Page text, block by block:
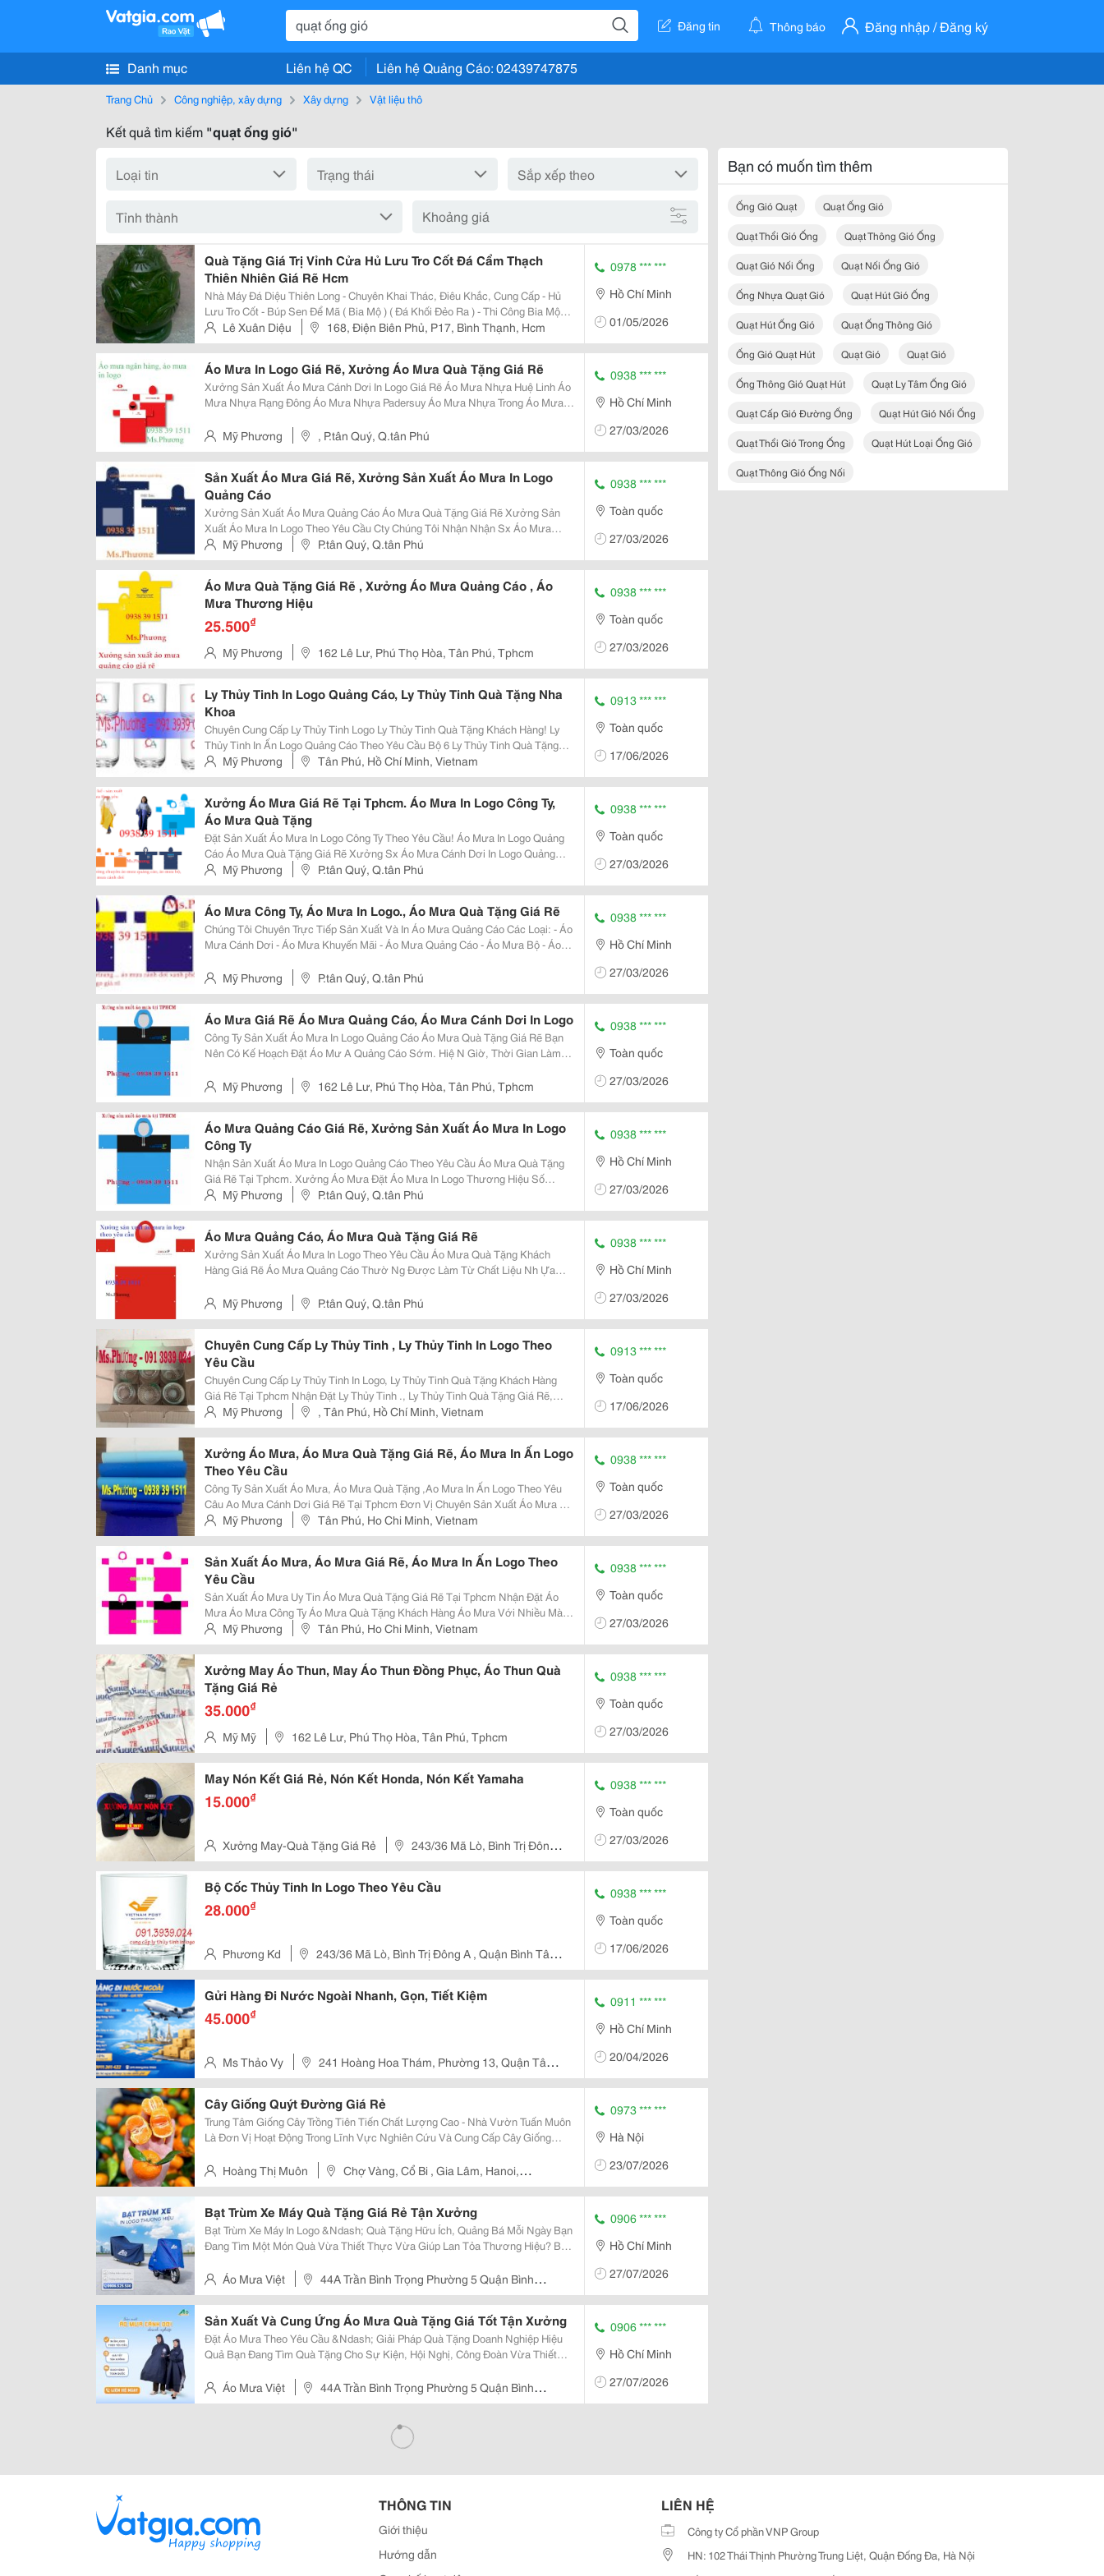
Đăng tin Thông báo Đăng nhập / Đăng ký
Danh mục Liên hệ QC Liên hệ Quảng Cáo: 02439747875
Trang Chủ Công nghiệp, xây dựng Xây dựng Vật liệu thô
Kết quả tìm kiếm "quạt ống gió"
Khoảng giá
Quà Tặng Giá Trị Vỉnh Cửa Hủ Lưu Tro Cốt Đá Cẩm Thạch
Thiên Nhiên Giá Rẽ Hcm
Nhà Máy Đá Diệu Thiên Long - Chuyên Khai Thác, Điêu Khắc, Cung Cấp - Hủ
Lưu Tro Cốt - Búp Sen Để Mã ( Bia Mộ ) ( Đá Khối Đẻo Ra ) - Thi Công Bia Mộ
Đá Tấm Đá Khối - Cùng Một Chất Lượng Giá Tốt Nhất ( Giá Gốc ) Tư Vấn Thiết
Kế Miễ
Lê Xuân Diệu 168, Điện Biên Phủ, P17, Bình Thạnh, Hcm
0978 *** ***
Hồ Chí Minh
01/05/2026
Áo Mưa In Logo Giá Rẽ, Xưởng Áo Mưa Quà Tặng Giá Rẽ
Xưởng Sản Xuất Áo Mưa Cánh Dơi In Logo Giá Rẽ Áo Mưa Nhựa Huệ Linh Áo
Mưa Nhựa Rạng Đông Áo Mưa Nhựa Padersuy Áo Mưa Nhựa Trong Áo Mưa
Https://Www.facebook.com/Xuongaomuain
Mỹ Phương , P.tân Quý, Q.tân Phú
0938 *** ***
Hồ Chí Minh
27/03/2026
Sản Xuất Áo Mưa Giá Rẽ, Xưởng Sản Xuất Áo Mưa In Logo
Quảng Cáo
Xưởng Sản Xuất Áo Mưa Quảng Cáo Áo Mưa Quà Tặng Giá Rẽ Xưởng Sản
Xuất Áo Mưa In Logo Theo Yêu Cầu Cty Chúng Tôi Nhận Nhận Sx Áo Mưa
Theo Yêu Cầu - Áo Mưa Cánh Dơi - Áo Mưa Padersuy - Áo Mưa Bộ - Áo Mưa
Quảng Cáo - Áo Mưa Khuyế
Mỹ Phương P.tân Quý, Q.tân Phú
0938 *** ***
Toàn quốc
27/03/2026
Áo Mưa Quà Tặng Giá Rẽ , Xưởng Áo Mưa Quảng Cáo , Áo
Mưa Thương Hiệu
25.500₫
Mỹ Phương 162 Lê Lư, Phú Thọ Hòa, Tân Phú, Tphcm
0938 *** ***
Toàn quốc
27/03/2026
Ly Thủy Tinh In Logo Quảng Cáo, Ly Thủy Tinh Quà Tặng Nha
Khoa
Chuyên Cung Cấp Ly Thủy Tinh Logo Ly Thủy Tinh Quà Tặng Khách Hàng! Ly
Thủy Tinh In Ấn Logo Quảng Cáo Theo Yêu Cầu Bộ 6 Ly Thủy Tinh Quà Tặng
Giá Rẽ Bình Eo Thủy Tinh In Logo Theo Yêu Cầu Bình Sọc Thủy Tinh In Logo
Theo Yêu Cầu Tham
Mỹ Phương Tân Phú, Hồ Chí Minh, Vietnam
0913 *** ***
Toàn quốc
17/06/2026
Xưởng Áo Mưa Giá Rẽ Tại Tphcm. Áo Mưa In Logo Công Ty,
Áo Mưa Quà Tặng
Đặt Sản Xuất Áo Mưa In Logo Công Ty Theo Yêu Cầu! Áo Mưa In Logo Quảng
Cáo Áo Mưa Quà Tặng Giá Rẽ Xưởng Sx Áo Mưa Cánh Dơi In Logo Quảng
Cáo Giá Tốt. Áo Mưa Nhiều Chất Liệu Khác Nhau: Nhựa Cơ Sở, Nhựa Huệ
Linh, Nhựa Rạng Đông, Dù, Padersuy,.
Mỹ Phương P.tân Quý, Q.tân Phú
0938 *** ***
Toàn quốc
27/03/2026
Áo Mưa Công Ty, Áo Mưa In Logo., Áo Mưa Quà Tặng Giá Rẽ
Chúng Tôi Chuyên Trực Tiếp Sản Xuất Và In Áo Mưa Quảng Cáo Các Loại: - Áo
Mưa Cánh Dơi - Áo Mưa Khuyến Mãi - Áo Mưa Quảng Cáo - Áo Mưa Bộ - Áo
Mưa Bít N
Mỹ Phương P.tân Quý, Q.tân Phú
0938 *** ***
Hồ Chí Minh
27/03/2026
Áo Mưa Giá Rẽ Áo Mưa Quảng Cáo, Áo Mưa Cánh Dơi In Logo
Công Ty Sản Xuất Áo Mưa In Logo Quảng Cáo Áo Mưa Quà Tặng Giá Rẽ Bạn
Nên Có Kế Hoạch Đặt Áo Mư A Quảng Cáo Sớm. Hiệ N Giờ, Thời Gian Làm
Mưa Limac. Chúng Tôi Nhận Sản Xuất Áo
Mỹ Phương 162 Lê Lư, Phú Thọ Hòa, Tân Phú, Tphcm
0938 *** ***
Toàn quốc
27/03/2026
Áo Mưa Quảng Cáo Giá Rẽ, Xưởng Sản Xuất Áo Mưa In Logo
Công Ty
Nhận Sản Xuất Áo Mưa In Logo Quảng Cáo Theo Yêu Cầu Áo Mưa Quà Tặng
Giá Rẽ Tại Tphcm. Xưởng Áo Mưa Đặt Áo Mưa In Logo Thương Hiệu Số
Lượng Lớn Với Kinh Nghiệm Sản Xuất Áo Mưa Nhiều Năm Chúng Tôi Chuyên
Cung Cấp Các Dòng Sản Phẩm Áo Mưa Qu
Mỹ Phương P.tân Quý, Q.tân Phú
0938 *** ***
Hồ Chí Minh
27/03/2026
Áo Mưa Quảng Cáo, Áo Mưa Quà Tặng Giá Rẽ
Xưởng Sản Xuất Áo Mưa In Logo Theo Yêu Cầu Áo Mưa Quà Tặng Khách
Hàng Giá Rẽ Áo Mưa Quảng Cáo Thườ Ng Được Làm Từ Chất Liệu Nh Ựa
Lực Tốt, Dễ Gấp Gọn Được Các Công Ty, Ngân
Mỹ Phương P.tân Quý, Q.tân Phú
0938 *** ***
Hồ Chí Minh
27/03/2026
Chuyên Cung Cấp Ly Thủy Tinh , Ly Thủy Tinh In Logo Theo
Yêu Cầu
Chuyên Cung Cấp Ly Thủy Tinh In Logo, Ly Thủy Tinh Quà Tặng Khách Hàng
Giá Rẽ Tại Tphcm Nhận Đặt Ly Thủy Tinh ., Ly Thủy Tinh Quà Tặng Giá Rẽ,
Chuyên Cung Cáp Ly Thủy Tinh Ly Thủy Tinh In Logo Sẽ Là 1 Món Quà Tiện Lợi
Cho Khách Hàng Yêu Quý Của
Mỹ Phương , Tân Phú, Hồ Chí Minh, Vietnam
0913 *** ***
Toàn quốc
17/06/2026
Xưởng Áo Mưa, Áo Mưa Quà Tặng Giá Rẽ, Áo Mưa In Ấn Logo
Theo Yêu Cầu
Công Ty Sản Xuất Áo Mưa, Áo Mưa Quà Tặng ,Ao Mưa In Ấn Logo Theo Yêu
Câu Ao Mưa Cánh Dơi Giá Rẽ Tại Tphcm Đơn Vị Chuyên Sản Xuất Áo Mưa Áo
Mưa Quảng Cáo. Áo Mưa Quà Tặng Doanh Nghiệp Tham Khảo Thêm Tại:
Https://Www.facebook.com/Xuongao
Mỹ Phương Tân Phú, Ho Chi Minh, Vietnam
0938 *** ***
Toàn quốc
27/03/2026
Sản Xuất Áo Mưa, Áo Mưa Giá Rẽ, Áo Mưa In Ấn Logo Theo
Yêu Cầu
Sản Xuất Áo Mưa Uy Tin Áo Mưa Quà Tặng Giá Rẽ Tại Tphcm Nhận Đặt Áo
Mưa Áo Mưa Công Ty Áo Mưa Quà Tặng Khách Hàng Áo Mưa Với Nhiều Màu
Sắc Lựa Chọn Kiểu Dáng Tùy Chọn : Áo Mưa Cánh Dơi, Áo Mưa Bộ, Áo Mưa
Bít. Áo Mưa Chữ A... Tham Khảo
Mỹ Phương Tân Phú, Ho Chi Minh, Vietnam
0938 *** ***
Toàn quốc
27/03/2026
Xưởng May Áo Thun, May Áo Thun Đồng Phục, Áo Thun Quà
Tặng Giá Rẻ
35.000₫
Mỹ Mỹ 162 Lê Lư, Phú Thọ Hòa, Tân Phú, Tphcm
0938 *** ***
Toàn quốc
27/03/2026
May Nón Kết Giá Rẻ, Nón Kết Honda, Nón Kết Yamaha
15.000₫
Xưởng May-Quà Tặng Giá Rẻ
243/36 Mã Lò, Bình Trị Đông
A , Quận Bình Tân , Hcm
0938 *** ***
Toàn quốc
27/03/2026
Bộ Cốc Thủy Tinh In Logo Theo Yêu Cầu
28.000₫
Phương Kd
243/36 Mã Lò, Bình Trị Đông A , Quận Bình Tân ,
Hcm
0938 *** ***
Toàn quốc
17/06/2026
Gửi Hàng Đi Nước Ngoài Nhanh, Gọn, Tiết Kiệm
45.000₫
Ms Thảo Vy
241 Hoàng Hoa Thám, Phường 13, Quận Tân
Bình Thành Phố Hồ Chí Minh
0911 *** ***
Hồ Chí Minh
20/04/2026
Cây Giống Quýt Đường Giá Rẻ
Trung Tâm Giống Cây Trồng Tiên Tiến Chất Lượng Cao - Nhà Vườn Tuấn Muôn
Là Đơn Vị Hoạt Động Trong Lĩnh Vực Nghiên Cứu Và Cung Cấp Cây Giống
Kết Chất Lượng Đến Khi Cây Trưởng Thành....
Hoàng Thị Muôn
Chợ Vàng, Cổ Bi , Gia Lâm, Hanoi,
Vietnam
0973 *** ***
Hà Nội
23/07/2026
Bạt Trùm Xe Máy Quà Tặng Giá Rẻ Tận Xưởng
Bạt Trùm Xe Máy In Logo &Ndash; Quà Tặng Hữu Ích, Quảng Bá Mỗi Ngày Bạn
Đang Tìm Một Món Quà Vừa Thiết Thực Vừa Giúp Lan Tỏa Thương Hiệu? Bạt
Cho Doanh Nghiệp. Che Chắn Tối...
Áo Mưa Việt
44A Trần Bình Trọng Phường 5 Quận Bình
Thạnh
0906 *** ***
Hồ Chí Minh
27/07/2026
Sản Xuất Và Cung Ứng Áo Mưa Quà Tặng Giá Tốt Tận Xưởng
Đặt Áo Mưa Theo Yêu Cầu &Ndash; Giải Pháp Quà Tặng Doanh Nghiệp Hiệu
Quả Bạn Đang Tìm Quà Tặng Cho Sự Kiện, Hội Nghị, Công Đoàn Vừa Thiết
&Ldquo;2 Trong 1&Rdquo; &Ndash; Dùng...
Áo Mưa Việt
44A Trần Bình Trọng Phường 5 Quận Bình
Thạnh
0906 *** ***
Hồ Chí Minh
27/07/2026
Bạn có muốn tìm thêm
Ống Gió Quạt Quạt Ống Gió
Quạt Thổi Gió Ống Quạt Thông Gió Ống
Quạt Gió Nối Ống Quạt Nối Ống Gió
Ống Nhựa Quạt Gió Quạt Hút Gió Ống
Quạt Hút Ống Gió Quạt Ống Thông Gió
Ống Gió Quạt Hút Quạt Gió Quạt Gió
Ống Thông Gió Quạt Hút Quạt Ly Tâm Ống Gió
Quạt Cấp Gió Đường Ống Quạt Hút Gió Nối Ống
Quạt Thổi Gió Trong Ống Quạt Hút Loại Ống Gió
Quạt Thông Gió Ống Nối
THÔNG TIN
Giới thiệu
Hướng dẫn
LIÊN HỆ
Công ty Cổ phần VNP Group
HN: 102 Thái Thịnh Phường Trung Liệt, Quận Đống Đa, Hà Nội